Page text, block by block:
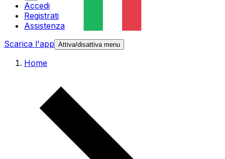
Accedi
Registrati
Assistenza
Scarica l'app Attiva/disattiva menu
Home